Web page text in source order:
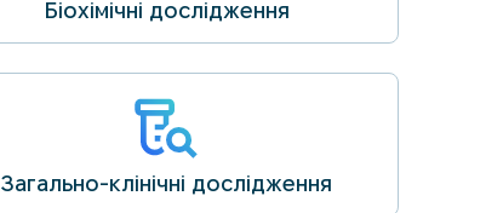
Біохімічні дослідження
Загально-клінічні дослідження